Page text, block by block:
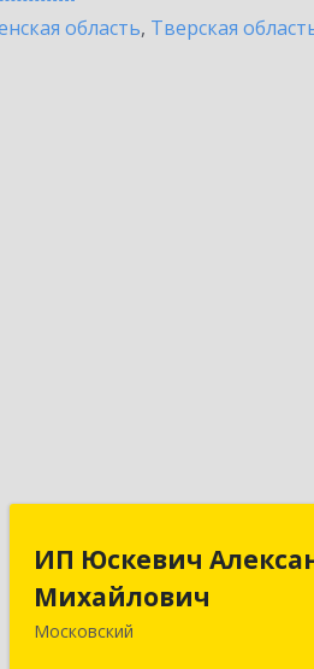
область, Тверская
ИП Юскевич
Михайлович
Московский108811, Москва г,